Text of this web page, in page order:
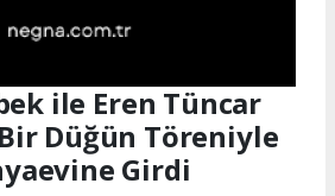
ile Eren Tüncar
Düğün Töreniyle
Girdi